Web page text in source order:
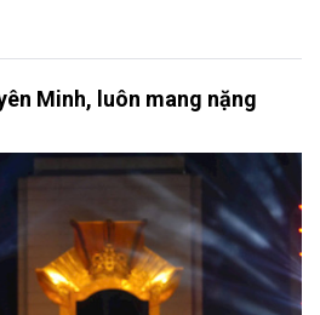
Minh, luôn mang nặng